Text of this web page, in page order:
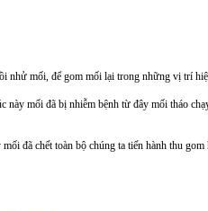
mối, để gom mối lại trong những vị trí
mối đã bị nhiễm bệnh từ đây mối tháo
đã chết toàn bộ chúng ta tiến hành thu